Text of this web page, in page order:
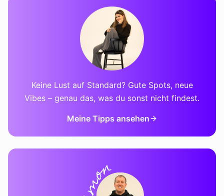
Keine Lust auf Standard? Gute Spots, neue
Vibes – genau das, was du sonst nicht findest.
Meine Tipps ansehen